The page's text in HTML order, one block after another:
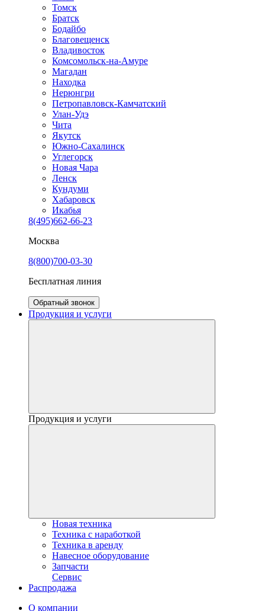
Томск
Братск
Бодайбо
Благовещенск
Владивосток
Комсомольск-на-Амуре
Магадан
Находка
Нерюнгри
Петропавловск-Камчатский
Улан-Удэ
Чита
Якутск
Южно-Сахалинск
Углегорск
Новая Чара
Ленск
Кундуми
Хабаровск
Икабья
8(495)662-66-23
Москва
8(800)700-03-30
Бесплатная линия
Обратный звонок
Продукция и услуги
Продукция и услуги
Новая техника
Техника с наработкой
Техника в аренду
Навесное оборудование
Запчасти
Сервис
Распродажа
О компании